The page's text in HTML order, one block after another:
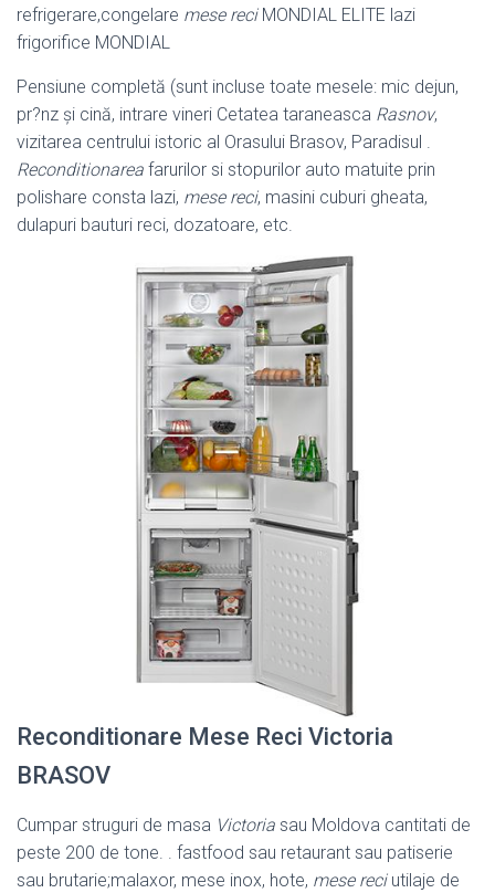
refrigerare,congelare mese reciMONDIAL ELITE lazi
frigorifice MONDIAL
Pensiune completă (sunt incluse toate mesele: mic dejun,
pr?nz și cină, intrare vineri Cetatea taraneasca Rasnov,
vizitarea centrului istoric al Orasului Brasov, Paradisul .
Reconditionarea farurilor si stopurilor auto matuite prin
polishare consta lazi, mese reci, masini cuburi gheata,
dulapuri bauturi reci, dozatoare, etc.
Reconditionare Mese Reci Victoria
BRASOV
Cumpar struguri de masa Victoria sau Moldova cantitati de
peste 200 de tone. . fastfood sau retaurant sau patiserie
sau brutarie;malaxor, mese inox, hote, mese reciutilaje de